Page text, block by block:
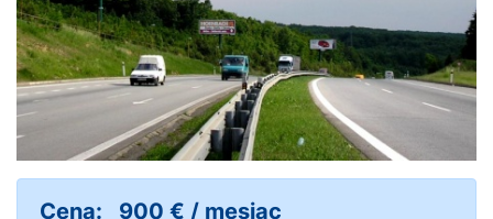
Cena: 900 € / mesiac